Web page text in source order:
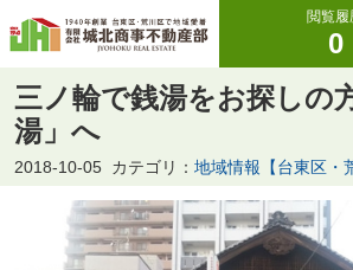
閲覧履
0
三ノ輪で銭湯をお探しの
湯」へ
2018-10-05 カテゴリ： 地域情報【台東区・